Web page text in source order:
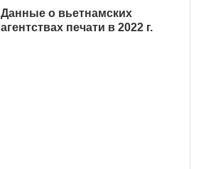
Данные о вьетнамских
агентствах печати в 2022 г.